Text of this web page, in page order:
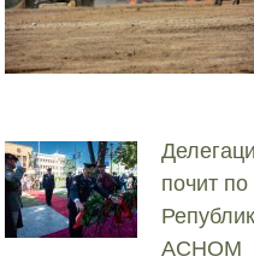
почит
АСНОМ